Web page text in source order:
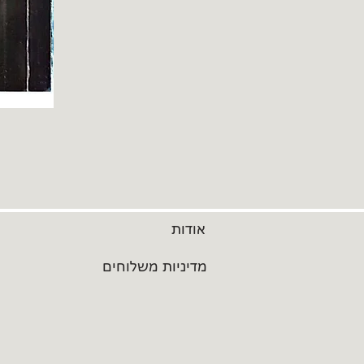
אודות
מדיניות משלוחים